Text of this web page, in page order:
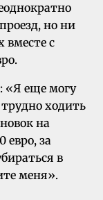
но ни
вместе с
«Я еще могу
ходить
на
евро, за
в
меня».